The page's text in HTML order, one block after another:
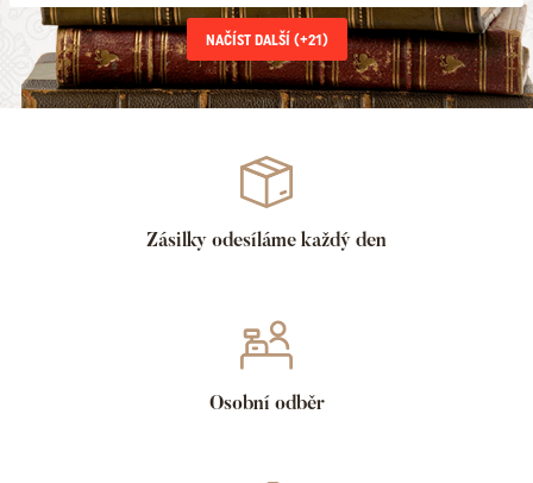
NAČÍST DALŠÍ (+21)
Zásilky odesíláme každý den
Osobní odběr